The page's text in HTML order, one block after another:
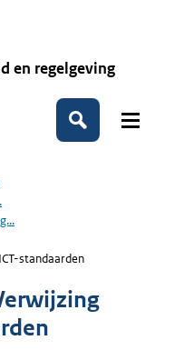
en regelgeving
Zoeken
standaarden